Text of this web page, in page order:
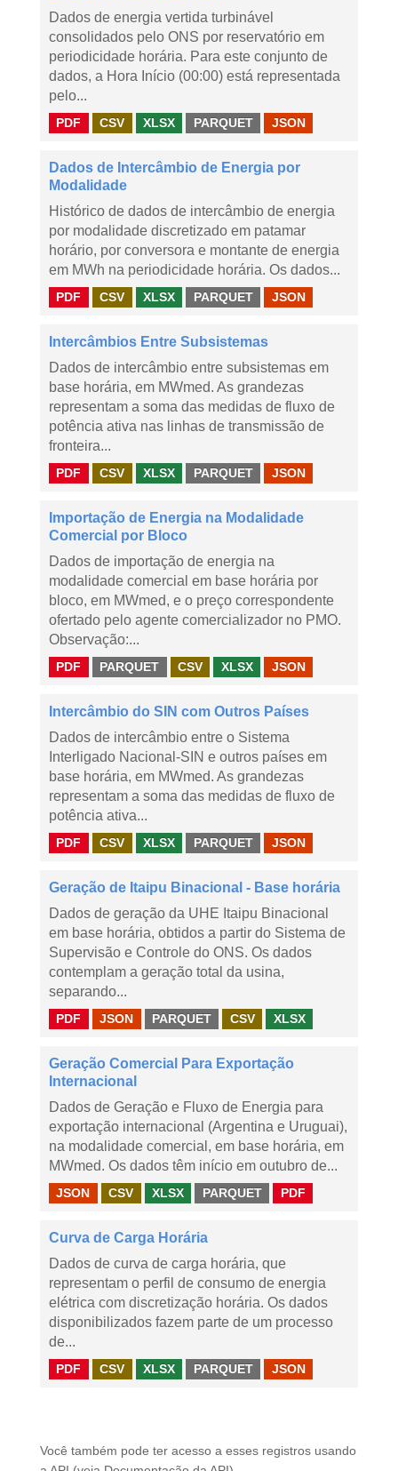
Dados de energia vertida turbinável
consolidados pelo ONS por reservatório em
periodicidade horária. Para este conjunto de
dados, a Hora Início (00:00) está representada
pelo...
PDF CSV XLSX PARQUET JSON
Dados de Intercâmbio de Energia por
Modalidade
Histórico de dados de intercâmbio de energia
por modalidade discretizado em patamar
horário, por conversora e montante de energia
em MWh na periodicidade horária. Os dados...
PDF CSV XLSX PARQUET JSON
Intercâmbios Entre Subsistemas
Dados de intercâmbio entre subsistemas em
base horária, em MWmed. As grandezas
representam a soma das medidas de fluxo de
potência ativa nas linhas de transmissão de
fronteira...
PDF CSV XLSX PARQUET JSON
Importação de Energia na Modalidade
Comercial por Bloco
Dados de importação de energia na
modalidade comercial em base horária por
bloco, em MWmed, e o preço correspondente
ofertado pelo agente comercializador no PMO.
Observação:...
PDF PARQUET CSV XLSX JSON
Intercâmbio do SIN com Outros Países
Dados de intercâmbio entre o Sistema
Interligado Nacional-SIN e outros países em
base horária, em MWmed. As grandezas
representam a soma das medidas de fluxo de
potência ativa...
PDF CSV XLSX PARQUET JSON
Geração de Itaipu Binacional - Base horária
Dados de geração da UHE Itaipu Binacional
em base horária, obtidos a partir do Sistema de
Supervisão e Controle do ONS. Os dados
contemplam a geração total da usina,
separando...
PDF JSON PARQUET CSV XLSX
Geração Comercial Para Exportação
Internacional
Dados de Geração e Fluxo de Energia para
exportação internacional (Argentina e Uruguai),
na modalidade comercial, em base horária, em
MWmed. Os dados têm início em outubro de...
JSON CSV XLSX PARQUET PDF
Curva de Carga Horária
Dados de curva de carga horária, que
representam o perfil de consumo de energia
elétrica com discretização horária. Os dados
disponibilizados fazem parte de um processo
de...
PDF CSV XLSX PARQUET JSON
Você também pode ter acesso a esses registros usando